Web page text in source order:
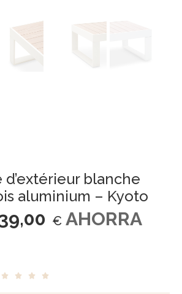
d’extérieur blanche
aluminium – Kyoto
€ AHORRA